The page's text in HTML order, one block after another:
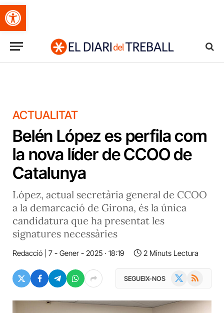
Obre la barra d'eines
ACTUALITAT
Belén López es perfila com
la nova líder de CCOO de
Catalunya
López, actual secretària general de CCOO
a la demarcació de Girona, és la única
candidatura que ha presentat les
signatures necessàries
Redacció 7 - Gener - 2025 · 18:19 2 Minuts Lectura
SEGUEIX-NOS RSS